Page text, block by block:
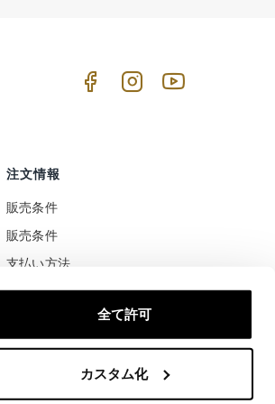
全て許可
カスタム化
注文情報
販売条件
販売条件
支払い方法
配送と配達
満足または払い戻された
商品の返品と交換